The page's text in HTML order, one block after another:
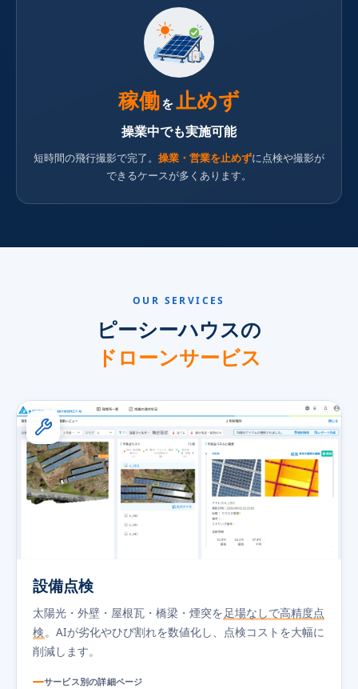
稼働を止めず
操業中でも実施可能
短時間の飛行撮影で完了。 操業・営業を止めずに点検や撮影が
できるケースが多くあります。
OUR SERVICES
ピーシーハウスの
ドローンサービス
設備点検
太陽光・外壁・屋根瓦・橋梁・煙突を足場なしで高精度点
検。AIが劣化やひび割れを数値化し、点検コストを大幅に
削減します。
サービス別の詳細ページ